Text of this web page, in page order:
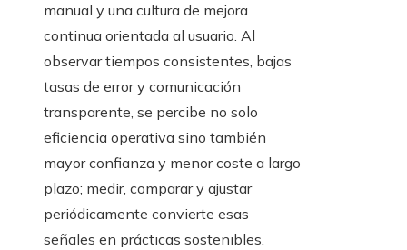
manual y una cultura de mejora
continua orientada al usuario. Al
observar tiempos consistentes, bajas
tasas de error y comunicación
transparente, se percibe no solo
eficiencia operativa sino también
mayor confianza y menor coste a largo
plazo; medir, comparar y ajustar
periódicamente convierte esas
señales en prácticas sostenibles.